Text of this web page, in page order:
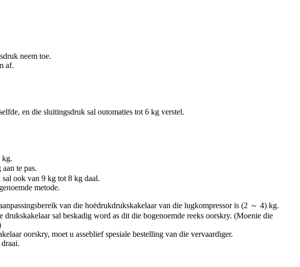
neem toe.
af.
en die sluitingsdruk sal outomaties tot 6 kg verstel.
kg.
te pas.
ook van 9 kg tot 8 kg daal.
metode.
van die hoëdrukdrukskakelaar van die lugkompressor is (2 ～ 4) kg.
sal beskadig word as dit die bogenoemde reeks oorskry. (Moenie die
oorskry, moet u asseblief spesiale bestelling van die vervaardiger.